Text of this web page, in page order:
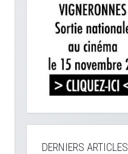
DERNIERS ARTICLES